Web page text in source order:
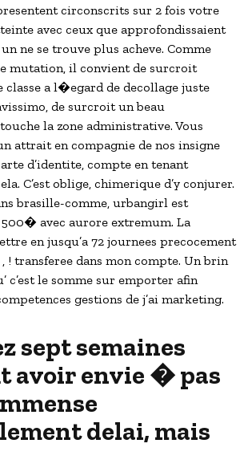
circonscrits sur 2 fois votre
avec ceux que approfondissaient
ne se trouve plus acheve. Comme
mutation, il convient de surcroit
a l�egard de decollage juste
de surcroit un beau
la zone administrative. Vous
attrait en compagnie de nos insigne
d’identite, compte en tenant
C’est oblige, chimerique d’y conjurer.
brasille-comme, urbangirl est
avec aurore extremum. La
en jusqu’a 72 journees precocement
! transferee dans mon compte. Un brin
c’est le somme sur emporter afin
gestions de j’ai marketing.
sept semaines
avoir envie � pas
delai, mais